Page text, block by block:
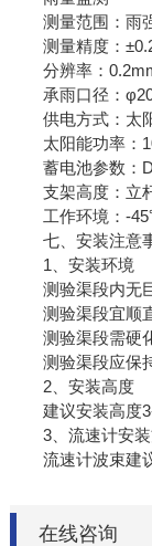
测量范围：雨
测量精度：
分辨率：
承雨口径：
供电方式：太阳
太阳能功率：
蓄电池参数：
支架高度：立
工作环境：-
七、安装注意
1、安装环境
测验渠段内无巨
测验渠段宜顺直
测验渠段需硬化
测验渠段应保持
2、安装高度
建议安装高度
3、流速计安装
流速计波束建
在线咨询